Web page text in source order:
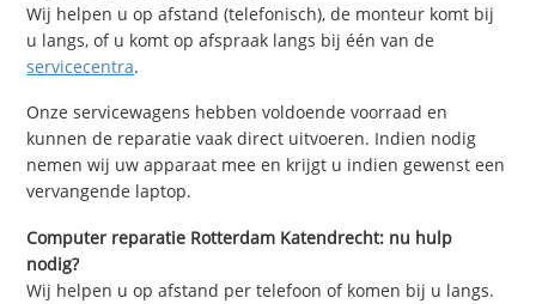
Wij helpen u op afstand (telefonisch), de monteur komt bij
u langs, of u komt op afspraak langs bij één van de
servicecentra.
Onze servicewagens hebben voldoende voorraad en
kunnen de reparatie vaak direct uitvoeren. Indien nodig
nemen wij uw apparaat mee en krijgt u indien gewenst een
vervangende laptop.
Computer reparatie Rotterdam Katendrecht: nu hulp
nodig?
Wij helpen u op afstand per telefoon of komen bij u langs.